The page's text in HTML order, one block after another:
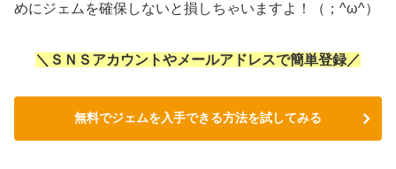
めにジェムを確保しないと損しちゃいますよ！（；^ω^）
＼ＳＮＳアカウントやメールアドレスで簡単登録／
無料でジェムを入手できる方法を試してみる